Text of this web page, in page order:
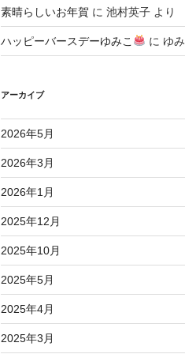
素晴らしいお年賀 に 池村英子 より
ハッピーバースデーゆみこ に ゆみ
アーカイブ
2026年5月
2026年3月
2026年1月
2025年12月
2025年10月
2025年5月
2025年4月
2025年3月